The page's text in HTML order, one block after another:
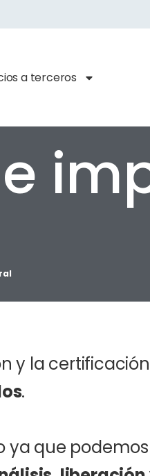
a terceros
y la
.
ya que